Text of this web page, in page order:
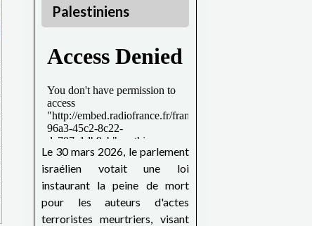
Palestiniens
Le 30 mars 2026, le parlement
israélien votait une loi
instaurant la peine de mort
pour les auteurs d'actes
terroristes meurtriers, visant